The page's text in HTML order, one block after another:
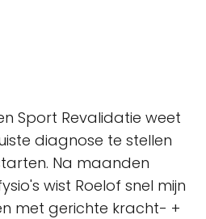
Sport Revalidatie weet
diagnose te stellen
Na maanden
wist Roelof snel mijn
met gerichte kracht- +